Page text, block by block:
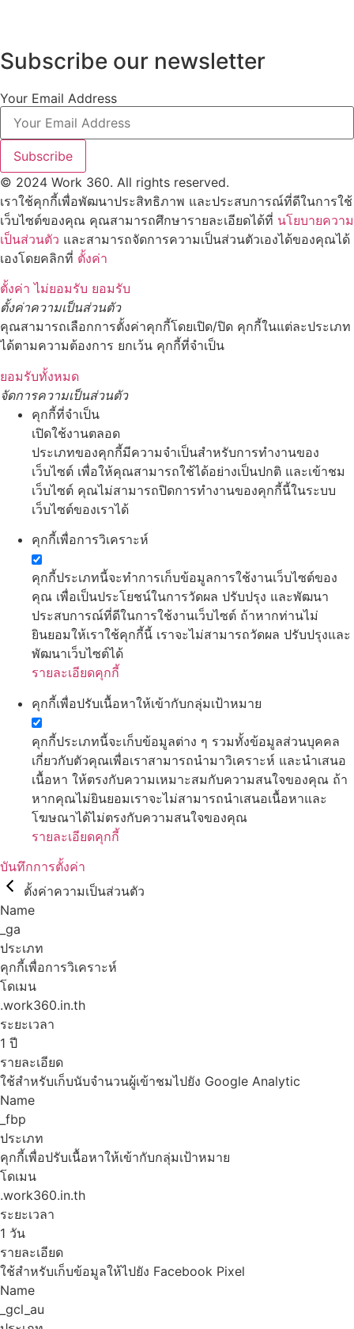
Subscribe our newsletter
Your Email Address
Subscribe
© 2024 Work 360. All rights reserved.
เราใช้คุกกี้เพื่อพัฒนาประสิทธิภาพ และประสบการณ์ที่ดีในการใช้
เว็บไซต์ของคุณ คุณสามารถศึกษารายละเอียดได้ที่ นโยบายความ
เป็นส่วนตัว และสามารถจัดการความเป็นส่วนตัวเองได้ของคุณได้
เองโดยคลิกที่ ตั้งค่า
ตั้งค่า ไม่ยอมรับ ยอมรับ
ตั้งค่าความเป็นส่วนตัว
คุณสามารถเลือกการตั้งค่าคุกกี้โดยเปิด/ปิด คุกกี้ในแต่ละประเภท
ได้ตามความต้องการ ยกเว้น คุกกี้ที่จำเป็น
ยอมรับทั้งหมด
จัดการความเป็นส่วนตัว
คุกกี้ที่จำเป็น
เปิดใช้งานตลอด
ประเภทของคุกกี้มีความจำเป็นสำหรับการทำงานของ
เว็บไซต์ เพื่อให้คุณสามารถใช้ได้อย่างเป็นปกติ และเข้าชม
เว็บไซต์ คุณไม่สามารถปิดการทำงานของคุกกี้นี้ในระบบ
เว็บไซต์ของเราได้
คุกกี้เพื่อการวิเคราะห์
คุกกี้ประเภทนี้จะทำการเก็บข้อมูลการใช้งานเว็บไซต์ของ
คุณ เพื่อเป็นประโยชน์ในการวัดผล ปรับปรุง และพัฒนา
ประสบการณ์ที่ดีในการใช้งานเว็บไซต์ ถ้าหากท่านไม่
ยินยอมให้เราใช้คุกกี้นี้ เราจะไม่สามารถวัดผล ปรับปรุงและ
พัฒนาเว็บไซต์ได้
รายละเอียดคุกกี้
คุกกี้เพื่อปรับเนื้อหาให้เข้ากับกลุ่มเป้าหมาย
คุกกี้ประเภทนี้จะเก็บข้อมูลต่าง ๆ รวมทั้งข้อมูลส่วนบุคคล
เกี่ยวกับตัวคุณเพื่อเราสามารถนำมาวิเคราะห์ และนำเสนอ
เนื้อหา ให้ตรงกับความเหมาะสมกับความสนใจของคุณ ถ้า
หากคุณไม่ยินยอมเราจะไม่สามารถนำเสนอเนื้อหาและ
โฆษณาได้ไม่ตรงกับความสนใจของคุณ
รายละเอียดคุกกี้
บันทึกการตั้งค่า
ตั้งค่าความเป็นส่วนตัว
Name
_ga
ประเภท
คุกกี้เพื่อการวิเคราะห์
โดเมน
.work360.in.th
ระยะเวลา
1 ปี
รายละเอียด
ใช้สำหรับเก็บนับจำนวนผู้เข้าชมไปยัง Google Analytic
Name
_fbp
ประเภท
คุกกี้เพื่อปรับเนื้อหาให้เข้ากับกลุ่มเป้าหมาย
โดเมน
.work360.in.th
ระยะเวลา
1 วัน
รายละเอียด
ใช้สำหรับเก็บข้อมูลให้ไปยัง Facebook Pixel
Name
_gcl_au